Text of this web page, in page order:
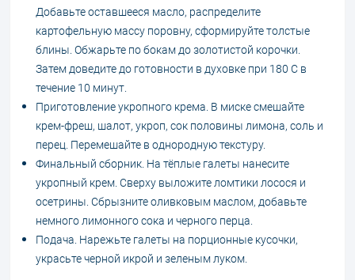
Добавьте оставшееся масло, распределите
картофельную массу поровну, сформируйте толстые
блины. Обжарьте по бокам до золотистой корочки.
Затем доведите до готовности в духовке при 180 С в
течение 10 минут.
Приготовление укропного крема. В миске смешайте
крем-фреш, шалот, укроп, сок половины лимона, соль и
перец. Перемешайте в однородную текстуру.
Финальный сборник. На тёплые галеты нанесите
укропный крем. Сверху выложите ломтики лосося и
осетрины. Сбрызните оливковым маслом, добавьте
немного лимонного сока и черного перца.
Подача. Нарежьте галеты на порционные кусочки,
украсьте черной икрой и зеленым луком.